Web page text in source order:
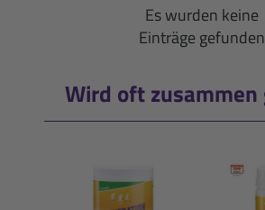
Es wurden keine
Einträge gefunden
Wird oft